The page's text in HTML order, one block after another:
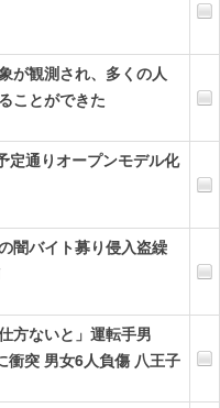
が観測され、多くの人
ことができた
定通りオープンモデル化
闇バイト募り侵入盗繰
方ないと」運転手男
衝突 男女6人負傷 八王子